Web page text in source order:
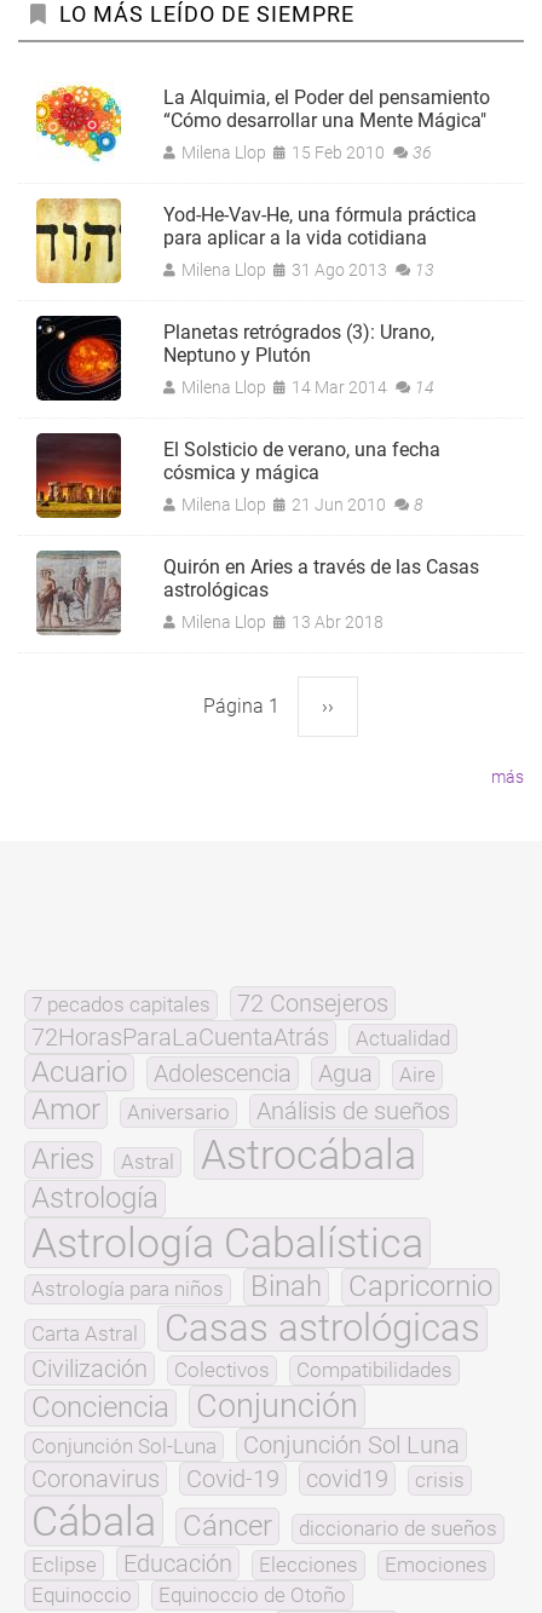
LO MÁS LEÍDO DE SIEMPRE
La Alquimia, el Poder del pensamiento
“Cómo desarrollar una Mente Mágica"
Milena Llop 15 Feb 2010 36
Yod-He-Vav-He, una fórmula práctica
para aplicar a la vida cotidiana
Milena Llop 31 Ago 2013 13
Planetas retrógrados (3): Urano,
Neptuno y Plutón
Milena Llop 14 Mar 2014 14
El Solsticio de verano, una fecha
cósmica y mágica
Milena Llop 21 Jun 2010 8
Quirón en Aries a través de las Casas
astrológicas
Milena Llop 13 Abr 2018
Página 1 Siguiente
››
más
7 pecados capitales
72 Consejeros
72HorasParaLaCuentaAtrás
Actualidad
Acuario Adolescencia Agua Aire
Amor Aniversario Análisis de sueños
Aries Astral Astrocábala
Astrología
Astrología Cabalística
Astrología para niños Binah Capricornio
Carta Astral Casas astrológicas
Civilización Colectivos Compatibilidades
Conciencia Conjunción
Conjunción Sol-Luna
Conjunción Sol Luna
Coronavirus
Covid-19 covid19 crisis
Cábala Cáncer
diccionario de sueños
Eclipse
Educación Elecciones
Emociones
Equinoccio
Equinoccio de Otoño